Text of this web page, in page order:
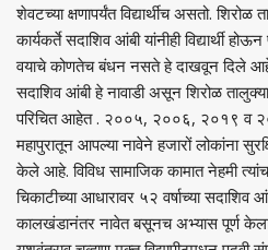
शेवटच्या क्षणापर्यंत विद्यार्थीच असतो.
कार्यकर्ते सदाशिव आंबी यांनीही विद्यार्थी
वयाचे कोणतेच बंधन नसते हे दाखवून दिले
सदाशिव आंबी हे नावाडी असून शिरोळ
परिचित आहेत . २००५, २००६, २०१९ व
महापुरातून आपल्या नावेने हजारों लोकांना
केले आहे. विविध सामाजिक कामात नेहमी
चिकाटीच्या आधारावर ५२ वर्षाच्या सदाशिव
कालखंडानंतर नावेत बसूनच अभ्यास पूर्ण